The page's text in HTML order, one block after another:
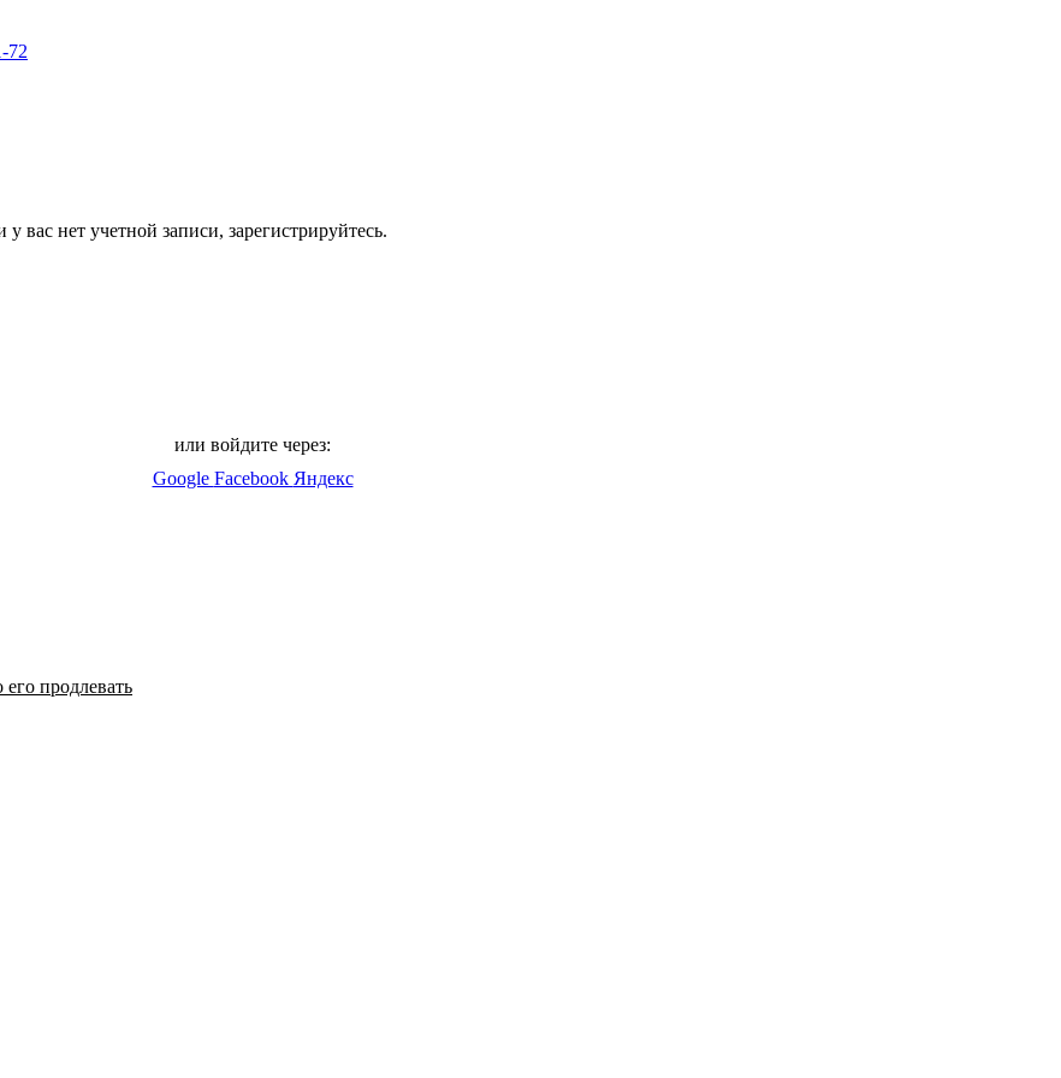
72
вас нет учетной записи, зарегистрируйтесь.
или войдите через:
Google Facebook Яндекс
продлевать